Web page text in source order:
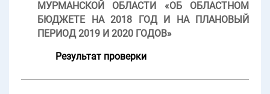
МУРМАНСКОЙ ОБЛАСТИ «ОБ ОБЛАСТНОМ
БЮДЖЕТЕ НА 2018 ГОД И НА ПЛАНОВЫЙ
ПЕРИОД 2019 И 2020 ГОДОВ»
Результат проверки